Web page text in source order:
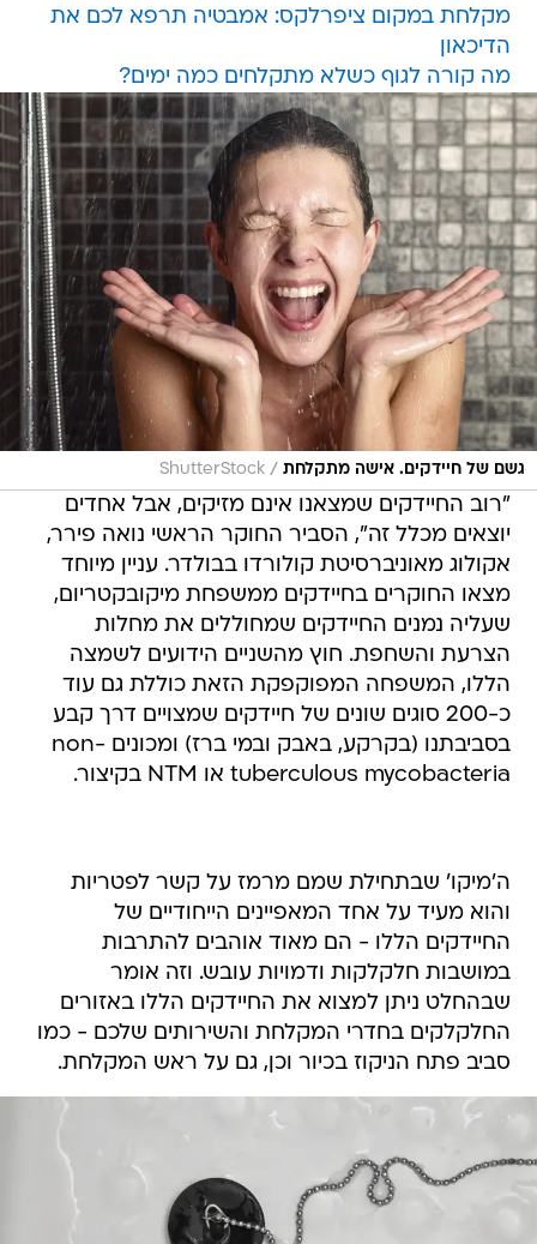
מקלחת במקום ציפרלקס: אמבטיה תרפא לכם את
הדיכאון
מה קורה לגוף כשלא מתקלחים כמה ימים?
גשם של חיידקים. אישה מתקלחת /
ShutterStock
"רוב החיידקים שמצאנו אינם מזיקים, אבל אחדים
יוצאים מכלל זה", הסביר החוקר הראשי נואה פירר,
אקולוג מאוניברסיטת קולורדו בבולדר. עניין מיוחד
מצאו החוקרים בחיידקים ממשפחת מיקובקטריום,
שעליה נמנים החיידקים שמחוללים את מחלות
הצרעת והשחפת. חוץ מהשניים הידועים לשמצה
הללו, המשפחה המפוקפקת הזאת כוללת גם עוד
כ-200 סוגים שונים של חיידקים שמצויים דרך קבע
בסביבתנו (בקרקע, באבק ובמי ברז) ומכונים non-
tuberculous mycobacteria או NTM בקיצור.
ה'מיקו' שבתחילת שמם מרמז על קשר לפטריות
והוא מעיד על אחד המאפיינים הייחודיים של
החיידקים הללו - הם מאוד אוהבים להתרבות
במושבות חלקלקות ודמויות עובש. וזה אומר
שבהחלט ניתן למצוא את החיידקים הללו באזורים
החלקלקים בחדרי המקלחת והשירותים שלכם - כמו
סביב פתח הניקוז בכיור וכן, גם על ראש המקלחת.